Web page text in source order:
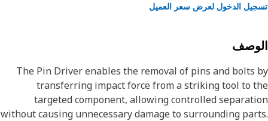
الدخول لعرض سعر العميل
The Pin Driver enables the removal of pins and bolts
transferring impact force from a striking tool to
targeted component, allowing controlled
without causing unnecessary damage to surrounding